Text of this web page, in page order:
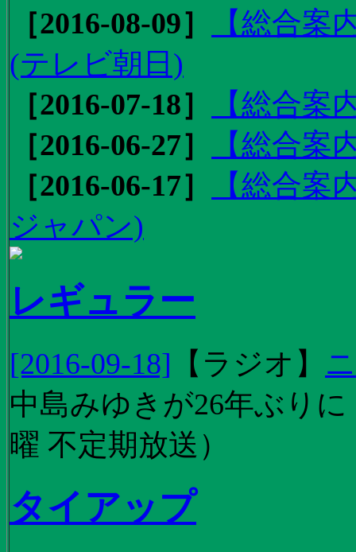
［2016-08-09］
【総合
(テレビ朝日)
［2016-07-18］
【総合案
［2016-06-27］
【総合案
［2016-06-17］
【総合
ジャパン)
レギュラー
[2016-09-18] 【 ラジオ 】
中島みゆきが26年ぶり
曜 不定期放送）
タイアップ